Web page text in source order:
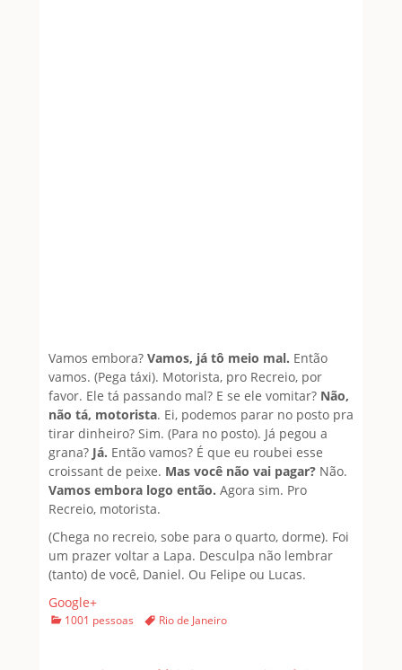
Vamos embora? Vamos, já tô meio mal. Então
vamos. (Pega táxi). Motorista, pro Recreio, por
favor. Ele tá passando mal? E se ele vomitar? Não,
não tá, motorista. Ei, podemos parar no posto pra
tirar dinheiro? Sim. (Para no posto). Já pegou a
grana? Já. Então vamos? É que eu roubei esse
croissant de peixe. Mas você não vai pagar? Não.
Vamos embora logo então. Agora sim. Pro
Recreio, motorista.
(Chega no recreio, sobe para o quarto, dorme). Foi
um prazer voltar a Lapa. Desculpa não lembrar
(tanto) de você, Daniel. Ou Felipe ou Lucas.
Google+
Categories
1001 pessoas TagsRio de Janeiro